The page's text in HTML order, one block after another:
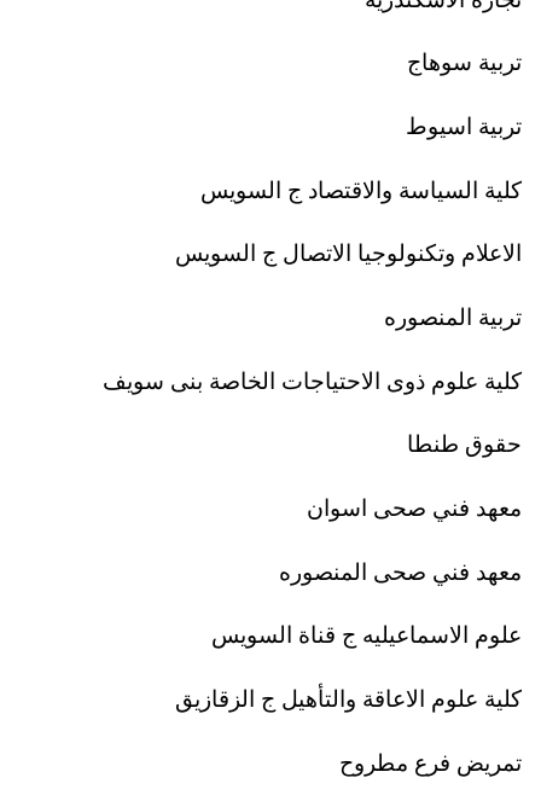
تربية سوهاج
تربية اسيوط
كلية السياسة والاقتصاد ج السويس
الاعلام وتكنولوجيا الاتصال ج السويس
تربية المنصوره
كلية علوم ذوى الاحتياجات الخاصة بنى سويف
حقوق طنطا
معهد فني صحى اسوان
معهد فني صحى المنصوره
علوم الاسماعيليه ج قناة السويس
كلية علوم الاعاقة والتأهيل ج الزقازيق
تمريض فرع مطروح